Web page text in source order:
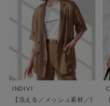
INDIVI
【洗える／メッシュ素材／